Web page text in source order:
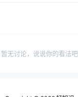
暂无讨论，说说你的看法吧